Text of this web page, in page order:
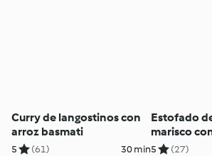
Curry de langostinos con
arroz basmati
5 (61) 30 min
Estofado
marisco
y arroz
5 (27)